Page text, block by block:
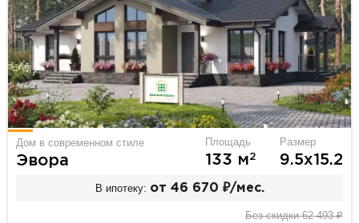
Дом в современном стиле
Эвора
Площадь
133 м2
Размер
9.5х15.2
В ипотеку: от 46 670 ₽/мес.
Без скидки 62 493 ₽